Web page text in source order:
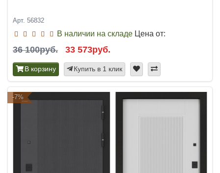
Арт. 56832
В наличии на складе Цена от:
36 100руб. 33 573руб.
В корзину Купить в 1 клик
-7%